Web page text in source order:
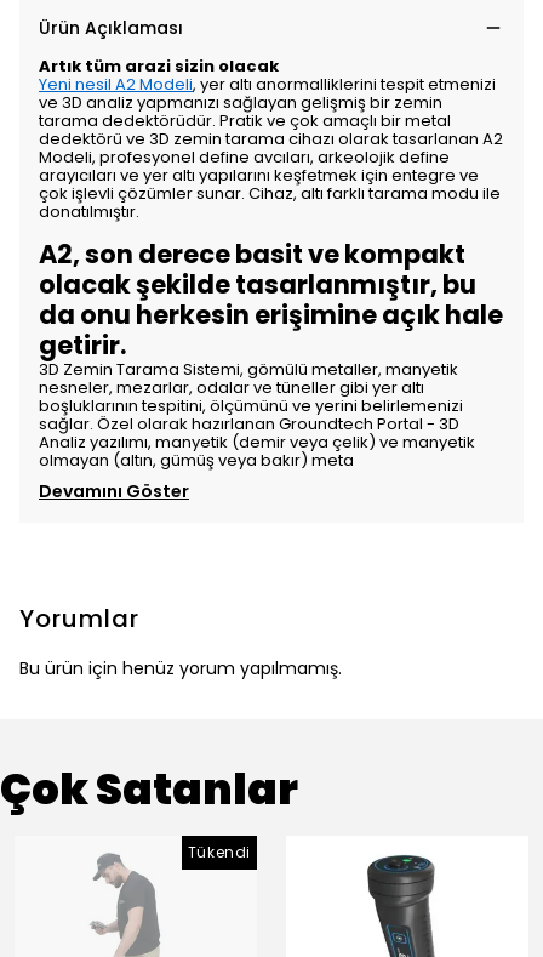
Ürün Açıklaması
Artık tüm arazi sizin olacak
Yeni nesil A2 Modeli, yer altı anormalliklerini tespit etmenizi
ve 3D analiz yapmanızı sağlayan gelişmiş bir zemin
tarama dedektörüdür. Pratik ve çok amaçlı bir metal
dedektörü ve 3D zemin tarama cihazı olarak tasarlanan A2
Modeli, profesyonel define avcıları, arkeolojik define
arayıcıları ve yer altı yapılarını keşfetmek için entegre ve
çok işlevli çözümler sunar. Cihaz, altı farklı tarama modu ile
donatılmıştır.
A2, son derece basit ve kompakt
olacak şekilde tasarlanmıştır, bu
da onu herkesin erişimine açık hale
getirir.
3D Zemin Tarama Sistemi, gömülü metaller, manyetik
nesneler, mezarlar, odalar ve tüneller gibi yer altı
boşluklarının tespitini, ölçümünü ve yerini belirlemenizi
sağlar. Özel olarak hazırlanan Groundtech Portal - 3D
Analiz yazılımı, manyetik (demir veya çelik) ve manyetik
olmayan (altın, gümüş veya bakır) meta
Devamını Göster
Yorumlar
Bu ürün için henüz yorum yapılmamış.
Çok Satanlar
Tükendi